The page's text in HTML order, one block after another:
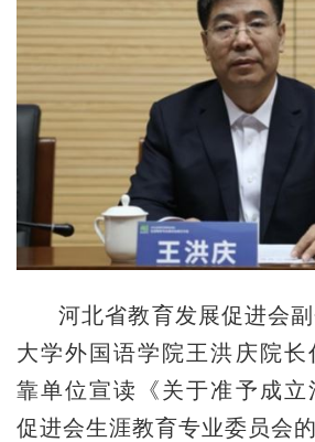
河北省教育发展促进会
大学外国语学院王洪庆院长
靠单位宣读《关于准予成立
促进会生涯教育专业委员会的